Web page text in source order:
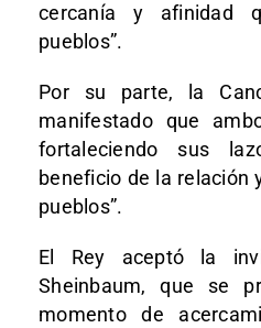
cercanía y afinidad
pueblos”.
Por su parte, la
manifestado que
fortaleciendo sus
beneficio de la relación
pueblos”.
El Rey aceptó la
Sheinbaum, que se
momento de